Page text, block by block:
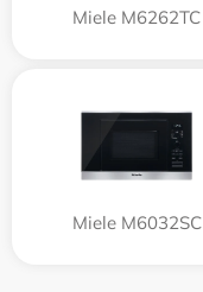
Miele M6262TC
Miele M6032SC